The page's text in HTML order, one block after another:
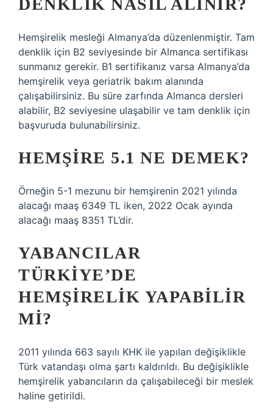
DENKLIK NASIL ALINIR?
Hemşirelik mesleği Almanya’da düzenlenmiştir. Tam
denklik için B2 seviyesinde bir Almanca sertifikası
sunmanız gerekir. B1 sertifikanız varsa Almanya’da
hemşirelik veya geriatrik bakım alanında
çalışabilirsiniz. Bu süre zarfında Almanca dersleri
alabilir, B2 seviyesine ulaşabilir ve tam denklik için
başvuruda bulunabilirsiniz.
HEMŞIRE 5.1 NE DEMEK?
Örneğin 5-1 mezunu bir hemşirenin 2021 yılında
alacağı maaş 6349 TL iken, 2022 Ocak ayında
alacağı maaş 8351 TL’dir.
YABANCILAR
TÜRKIYE’DE
HEMŞIRELIK YAPABILIR
MI?
2011 yılında 663 sayılı KHK ile yapılan değişiklikle
Türk vatandaşı olma şartı kaldırıldı. Bu değişiklikle
hemşirelik yabancıların da çalışabileceği bir meslek
haline getirildi.